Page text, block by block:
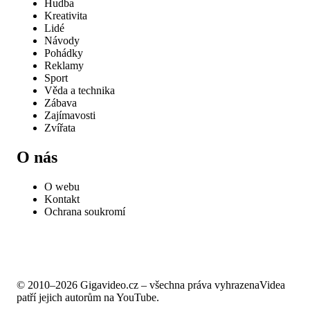
Hudba
Kreativita
Lidé
Návody
Pohádky
Reklamy
Sport
Věda a technika
Zábava
Zajímavosti
Zvířata
O nás
O webu
Kontakt
Ochrana soukromí
© 2010–2026 Gigavideo.cz – všechna práva vyhrazenaVidea
patří jejich autorům na YouTube.